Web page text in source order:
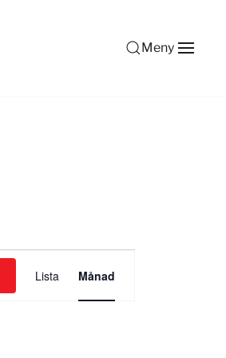
Meny
Lista Månad